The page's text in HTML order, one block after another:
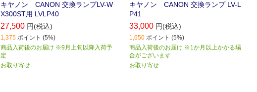
キヤノン CANON 交換ランプLV-W
X300ST用 LVLP40
27,500 円(税込)
1,375 ポイント (5%)
商品入荷後のお届け ※9月上旬以降入荷予
定
お取り寄せ
キヤノン CANON 交換ランプ LV-L
P41
33,000 円(税込)
1,650 ポイント (5%)
商品入荷後のお届け ※1か月以上かかる場
合がございます
お取り寄せ